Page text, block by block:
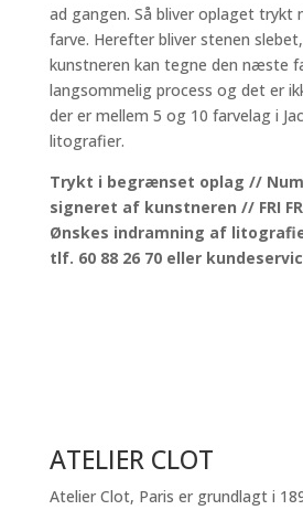
ad gangen. Så bliver oplaget trykt
farve. Herefter bliver stenen
kunstneren kan tegne den næste
langsommelig process og det er
der er mellem 5 og 10 farvelag i
litografier.
Trykt i begrænset oplag //
signeret af kunstneren // FRI
Ønskes indramning af
tlf. 60 88 26 70 eller
ATELIER CLOT
Atelier Clot, Paris er grundlagt i